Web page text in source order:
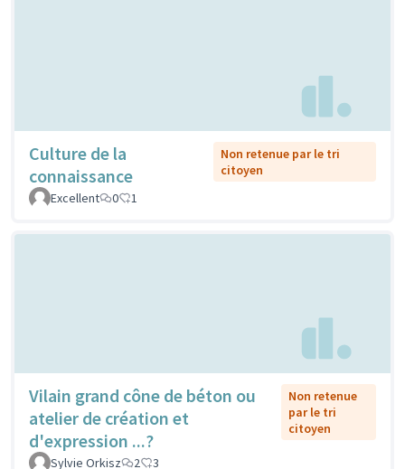
Culture de la
connaissance
Non retenue par le tri
citoyen
Excellent
0 1
Vilain grand cône de béton ou
atelier de création et
d'expression ...?
Non retenue
par le tri
citoyen
Sylvie Orkisz 2 3